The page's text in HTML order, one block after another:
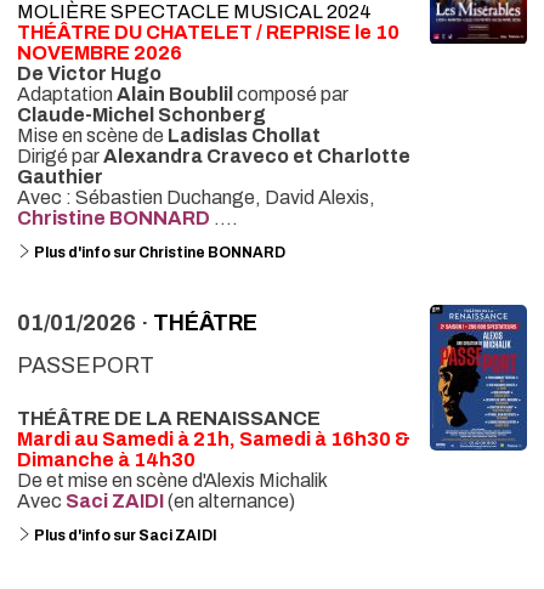
MOLIÈRE SPECTACLE MUSICAL 2024
THÉÂTRE DU CHATELET / REPRISE le 10
NOVEMBRE 2026
De Victor Hugo
AdaptationAlain Boublil composé par
Claude-Michel Schonberg
Mise en scène de Ladislas Chollat
Dirigé parAlexandra Craveco et Charlotte
Gauthier
Avec : Sébastien Duchange, David Alexis,
Christine BONNARD ....
Plus d'info sur Christine BONNARD
01/01/2026 · THÉÂTRE
PASSEPORT
THÉÂTRE DE LA RENAISSANCE
Mardi au Samedi à 21h, Samedi à 16h30 &
Dimanche à 14h30
De et mise en scène d'Alexis Michalik
Avec Saci ZAIDI(en alternance)
Plus d'info sur Saci ZAIDI